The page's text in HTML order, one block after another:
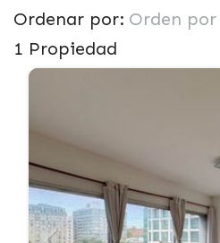
1 Propiedad
Ordenar por: Orden